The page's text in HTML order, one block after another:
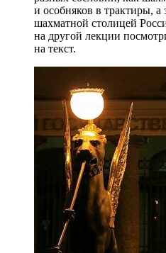
и особняков в трактиры,
шахматной столицей
на другой лекции
на текст.